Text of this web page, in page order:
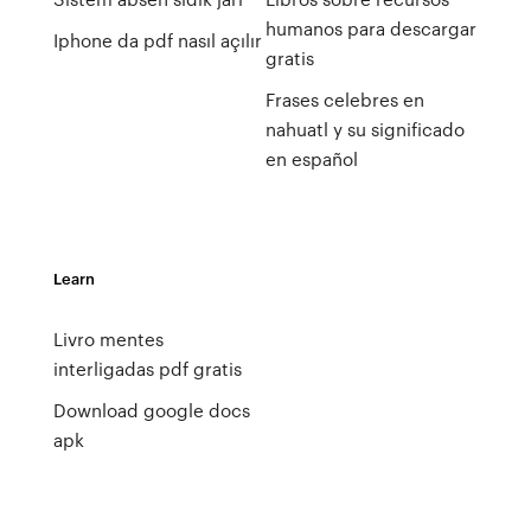
Iphone da pdf nasıl açılır humanos para descargar
gratis
Frases celebres en
nahuatl y su significado
en español
Learn
Livro mentes
interligadas pdf gratis
Download google docs
apk